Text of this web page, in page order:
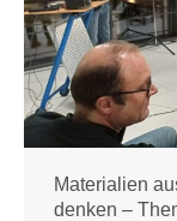
Materialien
denken –